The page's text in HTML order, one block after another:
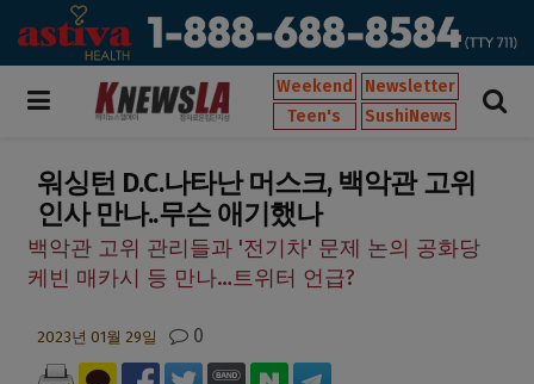
Weekend
Newsletter
Teen's
SushiNews
워싱턴 D.C.나타난 머스크, 백악관 고위
인사 만나..무슨 애기했나
백악관 고위 관리들과 '전기차' 문제 논의 공화당
케빈 매카시 등 만나…트위터 언급?
2023년 01월 29일 0